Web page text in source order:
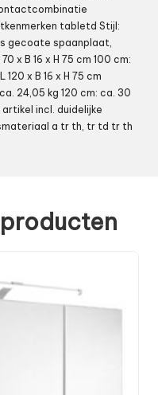
tabletd Stijl:
gecoate spaanplaat,
x B 16 x H 75 cm 100 cm:
120 x B 16 x H 75 cm
24,05 kg 120 cm: ca. 30
incl. duidelijke
a tr th, tr td tr th